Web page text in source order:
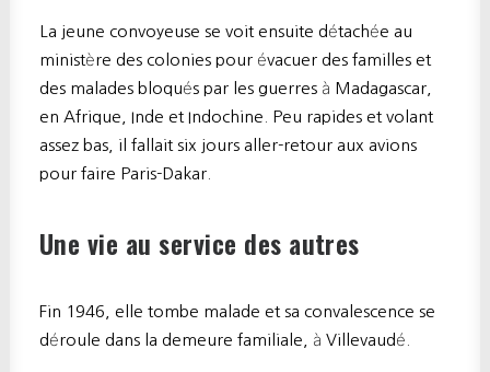
La jeune convoyeuse se voit ensuite détachée au
ministère des colonies pour évacuer des familles et
des malades bloqués par les guerres à Madagascar,
en Afrique, Inde et Indochine. Peu rapides et volant
assez bas, il fallait six jours aller-retour aux avions
pour faire Paris-Dakar.
Une vie au service des autres
Fin 1946, elle tombe malade et sa convalescence se
déroule dans la demeure familiale, à Villevaudé.